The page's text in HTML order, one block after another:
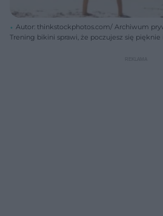
Autor: thinkstockphotos.com/ Archiwum
Trening bikini sprawi, że poczujesz się